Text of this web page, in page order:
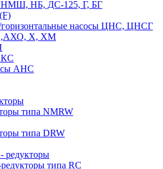
НМШ, НБ, ДС-125, Г, БГ
насосы ЦНС, ЦНСГ
Х, ХМ
АНС
типа NMRW
типа DRW
редукторы
типа RC